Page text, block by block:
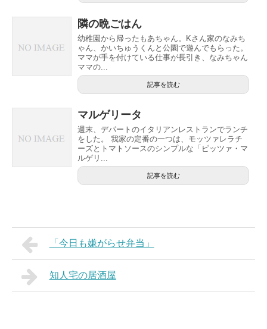
隣の晩ごはん
幼稚園から帰ったもあちゃん。Kさん家のなみち
ゃん、かいちゅうくんと公園で遊んでもらった。
ママが手を付けている仕事が長引き、なみちゃん
ママの...
記事を読む
マルゲリータ
週末、デパートのイタリアンレストランでランチ
をした。 我家の定番の一つは、モッツァレラチ
ーズとトマトソースのシンプルな「ピッツァ・マ
ルゲリ...
記事を読む
「今日も嫌がらせ弁当」
知人宅の居酒屋